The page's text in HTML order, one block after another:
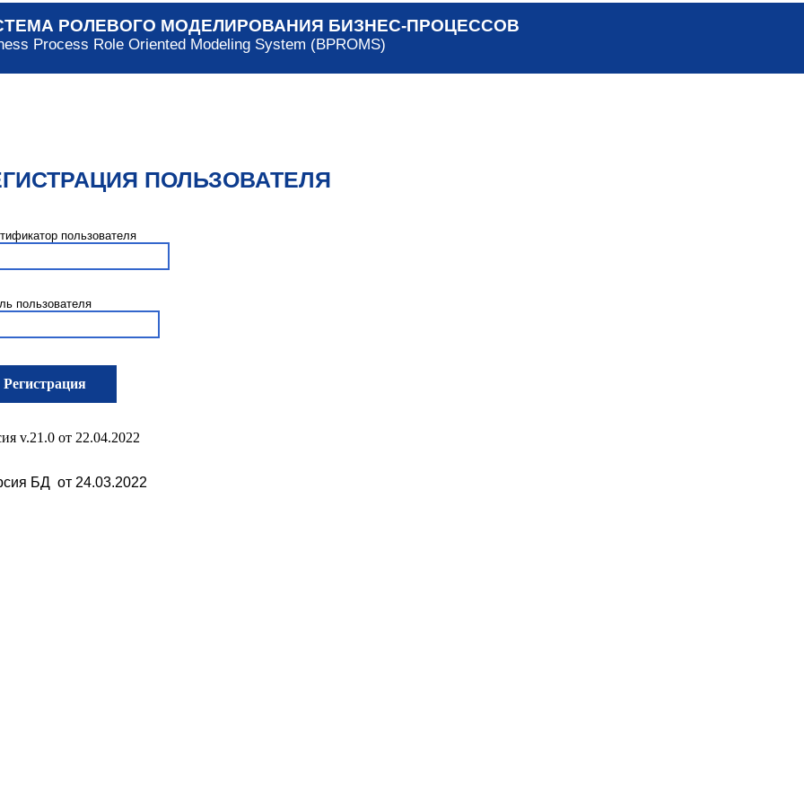
РОЛЕВОГО МОДЕЛИРОВАНИЯ БИЗНЕС-ПРОЦЕССОВ
Process Role Oriented Modeling System (BPROMS)
ПОЛЬЗОВАТЕЛЯ
пользователя
пользователя
v.21.0 от 22.04.2022